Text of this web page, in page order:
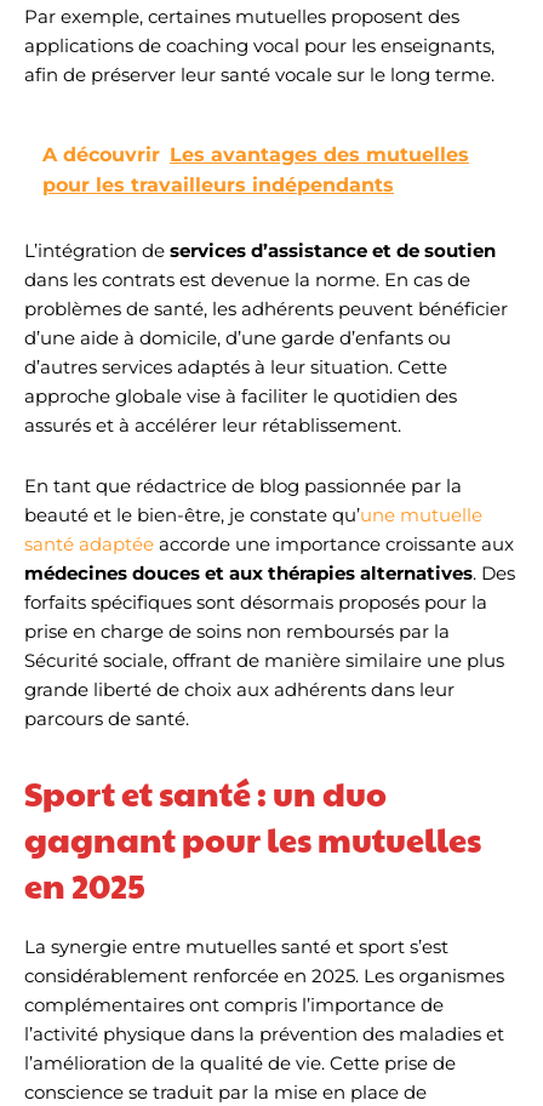
Par exemple, certaines mutuelles proposent des
applications de coaching vocal pour les enseignants,
afin de préserver leur santé vocale sur le long terme.
A découvrir Les avantages des mutuelles
pour les travailleurs indépendants
L’intégration de services d’assistance et de soutien
dans les contrats est devenue la norme. En cas de
problèmes de santé, les adhérents peuvent bénéficier
d’une aide à domicile, d’une garde d’enfants ou
d’autres services adaptés à leur situation. Cette
approche globale vise à faciliter le quotidien des
assurés et à accélérer leur rétablissement.
En tant que rédactrice de blog passionnée par la
beauté et le bien-être, je constate qu’une mutuelle
santé adaptée accorde une importance croissante aux
médecines douces et aux thérapies alternatives. Des
forfaits spécifiques sont désormais proposés pour la
prise en charge de soins non remboursés par la
Sécurité sociale, offrant de manière similaire une plus
grande liberté de choix aux adhérents dans leur
parcours de santé.
Sport et santé : un duo
gagnant pour les mutuelles
en 2025
La synergie entre mutuelles santé et sport s’est
considérablement renforcée en 2025. Les organismes
complémentaires ont compris l’importance de
l’activité physique dans la prévention des maladies et
l’amélioration de la qualité de vie. Cette prise de
conscience se traduit par la mise en place de